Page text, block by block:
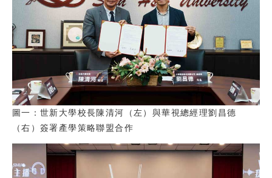
圖一：世新大學校長陳清河（左）與華視總經理劉昌德
（右）簽署產學策略聯盟合作